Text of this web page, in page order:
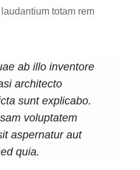
totam rem
ab illo inventore
architecto
sunt explicabo.
voluptatem
aspernatur aut
quia.